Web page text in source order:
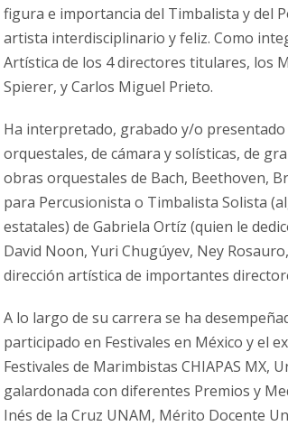
figura e importancia del Timbalista y del
artista interdisciplinario y feliz. Como
Artística de los 4 directores titulares, los
Spierer, y Carlos Miguel Prieto.
Ha interpretado, grabado y/o
orquestales, de cámara y solísticas, de
obras orquestales de Bach, Beethoven,
para Percusionista o Timbalista Solista
estatales) de Gabriela Ortíz (quien le
David Noon, Yuri Chugúyev, Ney
dirección artística de importantes
A lo largo de su carrera se ha
participado en Festivales en México y el
Festivales de Marimbistas CHIAPAS MX,
galardonada con diferentes Premios y
Inés de la Cruz UNAM, Mérito Docente